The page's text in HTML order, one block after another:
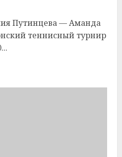
Путинцева — Аманда
теннисный турнир